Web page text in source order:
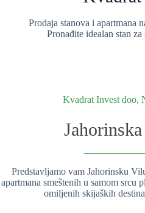
Prodaja stanova i apartmana
Pronađite idealan stan
Kvadrat Invest doo,
Predstavljamo vam Jahorinsku
apartmana smeštenih u samom srcu
omiljenih skijaških